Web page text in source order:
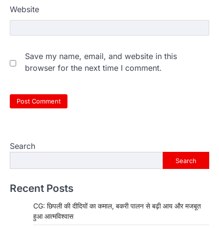
Website
Save my name, email, and website in this
browser for the next time I comment.
Search
Search
Recent Posts
CG: छिपली की दीदियों का कमाल, बकरी पालन से बढ़ी आय और मजबूत
हुआ आत्मविश्वास